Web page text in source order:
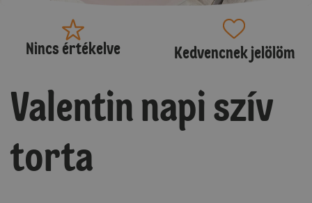
Nincs értékelve Kedvencnek jelölöm
Valentin napi szív
torta